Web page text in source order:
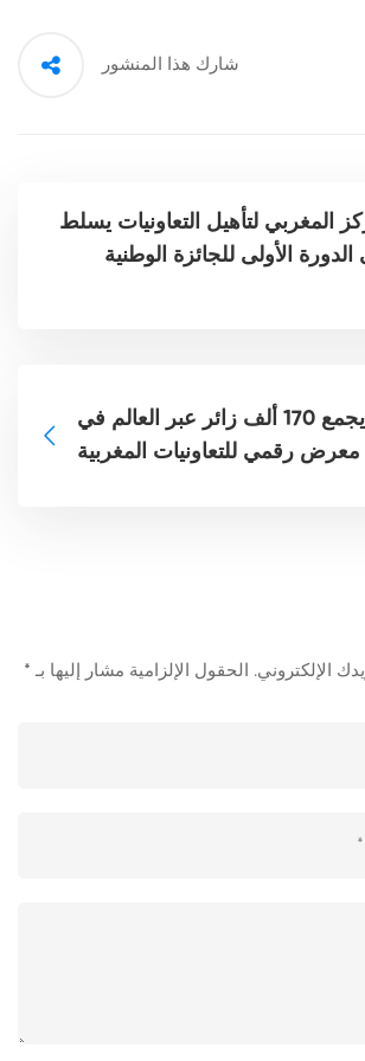
شارك هذا المنشور
المغربي لتأهيل التعاونيات يسلط
الأولى للجائزة الوطنية
شاب يجمع 170 ألف زائر عبر العالم في
معرض رقمي للتعاونيات المغربية
الإلكتروني. الحقول الإلزامية مشار إليها بـ *